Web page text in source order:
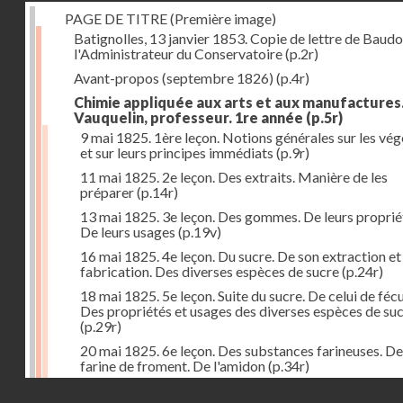
PAGE DE TITRE (Première image)
Batignolles, 13 janvier 1853. Copie de lettre de
l'Administrateur du Conservatoire(p.2r)
Avant-propos (septembre 1826) (p.4r)
Chimie appliquée aux arts et aux
Vauquelin, professeur. 1re année (p.5r)
9 mai 1825. 1ère leçon. Notions générales sur les
et sur leurs principes immédiats (p.9r)
11 mai 1825. 2e leçon. Des extraits. Manière de les
préparer(p.14r)
13 mai 1825. 3e leçon. Des gommes. De leurs
De leurs usages (p.19v)
16 mai 1825. 4e leçon. Du sucre. De son extraction et
fabrication. Des diverses espèces de sucre(p.24r)
18 mai 1825. 5e leçon. Suite du sucre. De celui de
Des propriétés et usages des diverses espèces de
(p.29r)
20 mai 1825. 6e leçon. Des substances farineuses.
farine de froment. De l'amidon(p.34r)